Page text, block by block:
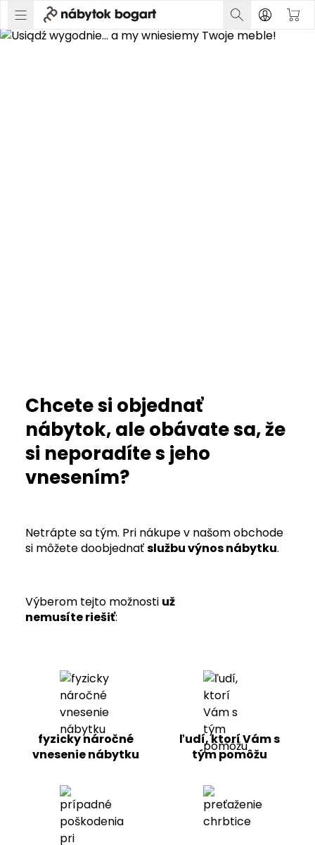
Chcete si objednať
nábytok, ale obávate sa, že
si neporadíte s jeho
vnesením?
Netrápte sa tým. Pri nákupe v našom obchode
si môžete doobjednaťslužbu výnos nábytku.
Výberom tejto možnosti už
nemusíte riešiť:
fyzicky náročné
vnesenie nábytku
ľudí, ktorí Vám s
tým pomôžu